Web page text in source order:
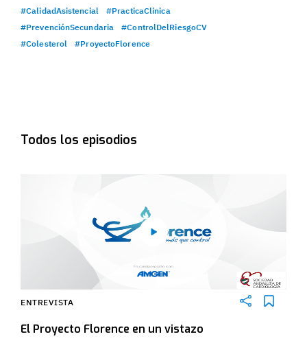
#CalidadAsistencial
#PracticaClinica
#PrevenciónSecundaria
#ControlDelRiesgoCV
#Colesterol
#ProyectoFlorence
Todos los episodios
ENTREVISTA
El Proyecto Florence en un vistazo